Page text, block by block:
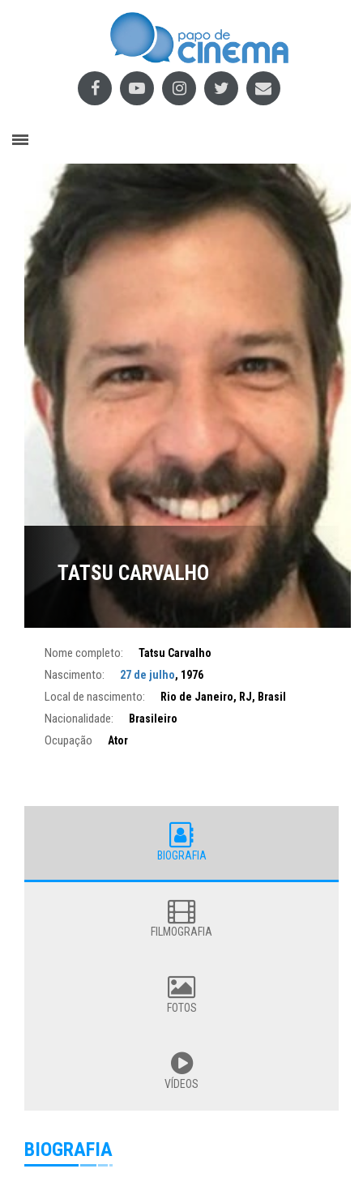
TATSU CARVALHO
Nome completo: Tatsu Carvalho
Nascimento: 27 de julho, 1976
Local de nascimento: Rio de Janeiro, RJ, Brasil
Nacionalidade: Brasileiro
Ocupação Ator
BIOGRAFIA
FILMOGRAFIA
FOTOS
VÍDEOS
BIOGRAFIA